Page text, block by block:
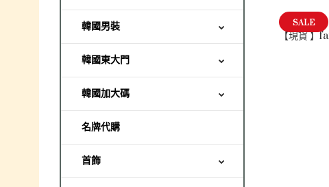
韓國男裝
韓國東大門
韓國加大碼
名牌代購
首飾
SALE
SALE